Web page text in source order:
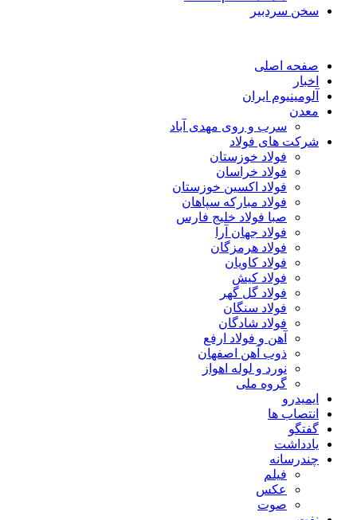
سخن سردبیر
صفحه اصلی
اخبار
آلومینیوم ایران
معدن
سرب و روی مهدی آباد
شرکت های فولاد
فولاد خوزستان
فولاد خراسان
فولاد اکسین خوزستان
فولاد مبارکه سپاهان
صبا فولاد خلیج فارس
فولاد جهان آرا
فولاد هرمزگان
فولاد کاویان
فولاد کیش
فولاد گل گهر
فولاد سنگان
فولاد شادگان
آهن و فولاد ارفع
ذوب آهن اصفهان
نورد و لوله اهواز
گروه ملی
ایمیدرو
انتصاب ها
گفتگو
یادداشت
چندرسانه
فیلم
عکس
صوت